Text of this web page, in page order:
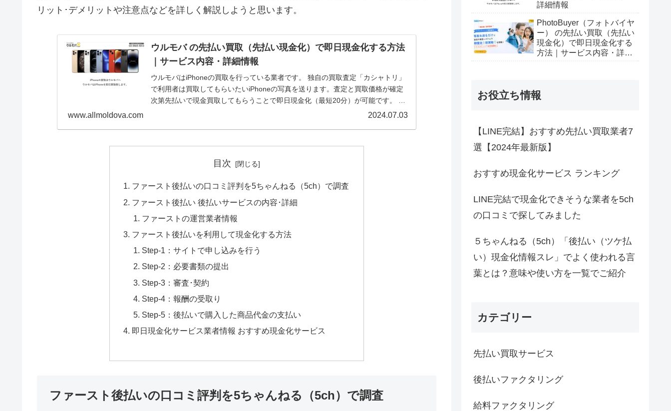
リット･デメリットや注意点などを詳しく解説しようと思います。
ウルモバ の先払い買取（先払い現金化）で即日現金化する方法
｜サービス内容・詳細情報
ウルモバはiPhoneの買取を行っている業者です。 独自の買取査定「カシャトリ」
で利用者は買取してもらいたいiPhoneの写真を送ります。査定と買取価格が確定
次第先払いで現金買取してもらうことで即日現金化（最短20分）が可能です。 本
www.allmoldova.com 2024.07.03
目次
ファースト後払いの口コミ評判を5ちゃんねる（5ch）で調査
ファースト後払い 後払いサービスの内容･詳細
ファーストの運営業者情報
ファースト後払いを利用して現金化する方法
Step-1：サイトで申し込みを行う
Step-2：必要書類の提出
Step-3：審査･契約
Step-4：報酬の受取り
Step-5：後払いで購入した商品代金の支払い
即日現金化サービス業者情報 おすすめ現金化サービス
ファースト後払いの口コミ評判を5ちゃんねる（5ch）で調査
詳細情報
PhotoBuyer（フォトバイヤ
ー） の先払い買取（先払い
現金化）で即日現金化する
方法｜サービス内容・詳細
お役立ち情報
【LINE完結】おすすめ先払い買取業者7
選【2024年最新版】
おすすめ現金化サービス ランキング
LINE完結で現金化できそうな業者を5ch
の口コミで探してみました
５ちゃんねる（5ch）「後払い（ツケ払
い）現金化情報スレ」でよく使われる言
葉とは？意味や使い方を一覧でご紹介
カテゴリー
先払い買取サービス
後払いファクタリング
給料ファクタリング